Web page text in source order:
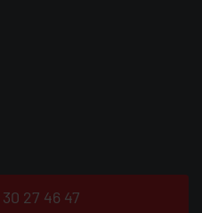
27 46 47